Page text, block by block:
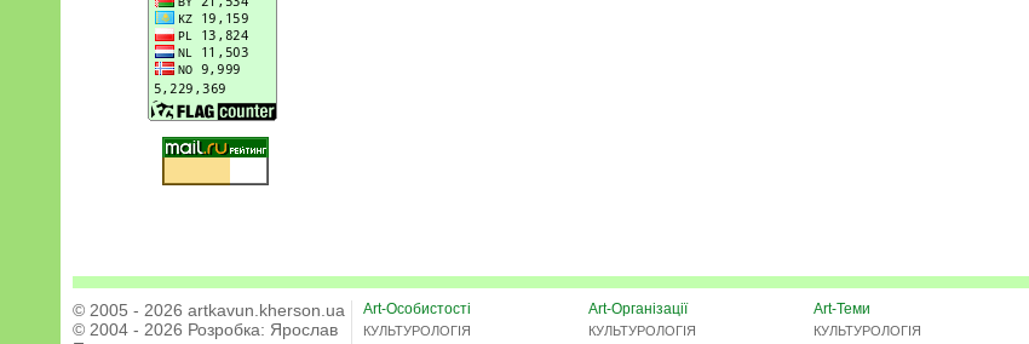
© 2005 - 2026 artkavun.kherson.ua
© 2004 - 2026 Розробка: Ярослав
Art-Особистості
КУЛЬТУРОЛОГІЯ
Art-Організації
КУЛЬТУРОЛОГІЯ
Art-Теми
КУЛЬТУРОЛОГІЯ